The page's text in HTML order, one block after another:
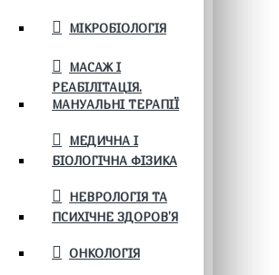
МІКРОБІОЛОГІЯ
МАСАЖ І
РЕАБІЛІТАЦІЯ.
МАНУАЛЬНІ ТЕРАПІЇ
МЕДИЧНА І
БІОЛОГІЧНА ФІЗИКА
НЕВРОЛОГІЯ ТА
ПСИХІЧНЕ ЗДОРОВ’Я
ОНКОЛОГІЯ